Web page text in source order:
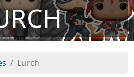
Lurch